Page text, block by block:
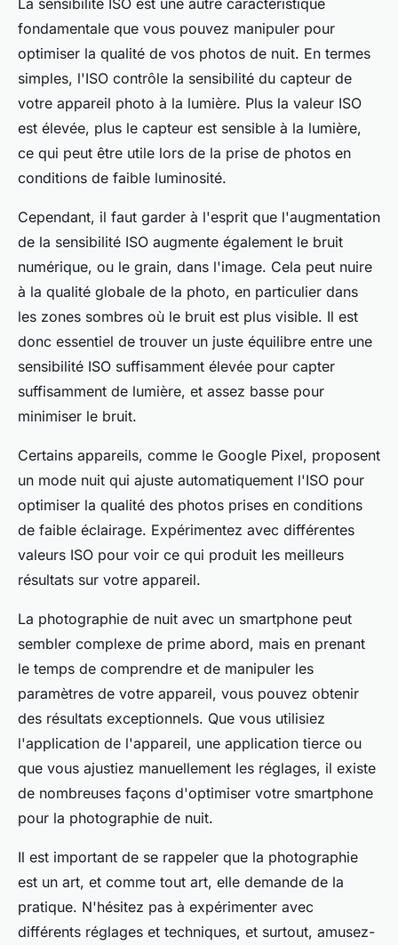
La sensibilité ISO est une autre caractéristique
fondamentale que vous pouvez manipuler pour
optimiser la qualité de vos photos de nuit. En termes
simples, l'ISO contrôle la sensibilité du capteur de
votre appareil photo à la lumière. Plus la valeur ISO
est élevée, plus le capteur est sensible à la lumière,
ce qui peut être utile lors de la prise de photos en
conditions de faible luminosité.
Cependant, il faut garder à l'esprit que l'augmentation
de la sensibilité ISO augmente également le bruit
numérique, ou le grain, dans l'image. Cela peut nuire
à la qualité globale de la photo, en particulier dans
les zones sombres où le bruit est plus visible. Il est
donc essentiel de trouver un juste équilibre entre une
sensibilité ISO suffisamment élevée pour capter
suffisamment de lumière, et assez basse pour
minimiser le bruit.
Certains appareils, comme le Google Pixel, proposent
un mode nuit qui ajuste automatiquement l'ISO pour
optimiser la qualité des photos prises en conditions
de faible éclairage. Expérimentez avec différentes
valeurs ISO pour voir ce qui produit les meilleurs
résultats sur votre appareil.
La photographie de nuit avec un smartphone peut
sembler complexe de prime abord, mais en prenant
le temps de comprendre et de manipuler les
paramètres de votre appareil, vous pouvez obtenir
des résultats exceptionnels. Que vous utilisiez
l'application de l'appareil, une application tierce ou
que vous ajustiez manuellement les réglages, il existe
de nombreuses façons d'optimiser votre smartphone
pour la photographie de nuit.
Il est important de se rappeler que la photographie
est un art, et comme tout art, elle demande de la
pratique. N'hésitez pas à expérimenter avec
différents réglages et techniques, et surtout, amusez-